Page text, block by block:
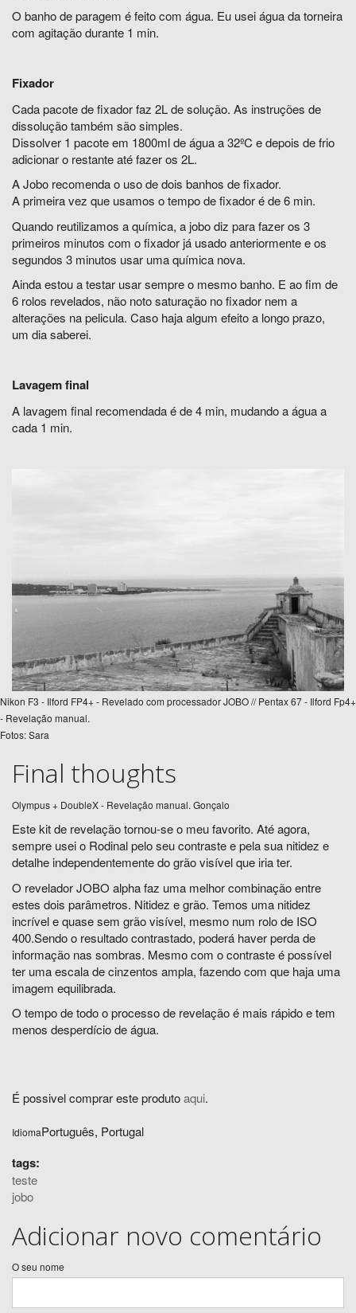
O banho de paragem é feito com água. Eu usei água da torneira
com agitação durante 1 min.
Fixador
Cada pacote de fixador faz 2L de solução. As instruções de
dissolução também são simples.
Dissolver 1 pacote em 1800ml de água a 32ºC e depois de frio
adicionar o restante até fazer os 2L.
A Jobo recomenda o uso de dois banhos de fixador.
A primeira vez que usamos o tempo de fixador é de 6 min.
Quando reutilizamos a química, a jobo diz para fazer os 3
primeiros minutos com o fixador já usado anteriormente e os
segundos 3 minutos usar uma química nova.
Ainda estou a testar usar sempre o mesmo banho. E ao fim de
6 rolos revelados, não noto saturação no fixador nem a
alterações na pelicula. Caso haja algum efeito a longo prazo,
um dia saberei.
Lavagem final
A lavagem final recomendada é de 4 min, mudando a água a
cada 1 min.
Nikon F3 - Ilford FP4+ - Revelado com processador JOBO // Pentax 67 - Ilford Fp4+
- Revelação manual.
Fotos: Sara
Final thoughts
Olympus + DoubleX - Revelação manual. Gonçalo
Este kit de revelação tornou-se o meu favorito. Até agora,
sempre usei o Rodinal pelo seu contraste e pela sua nitidez e
detalhe independentemente do grão visível que iria ter.
O revelador JOBO alpha faz uma melhor combinação entre
estes dois parâmetros. Nitidez e grão. Temos uma nitidez
incrível e quase sem grão visível, mesmo num rolo de ISO
400.Sendo o resultado contrastado, poderá haver perda de
informação nas sombras. Mesmo com o contraste é possível
ter uma escala de cinzentos ampla, fazendo com que haja uma
imagem equilibrada.
O tempo de todo o processo de revelação é mais rápido e tem
menos desperdício de água.
É possivel comprar este produtoaqui.
IdiomaPortuguês, Portugal
tags:
teste
jobo
Adicionar novo comentário
O seu nome